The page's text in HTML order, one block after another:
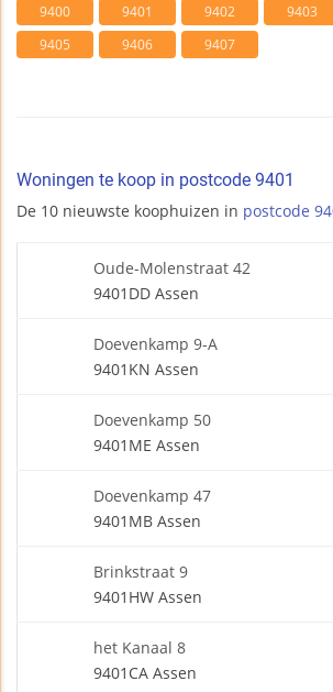
9400 9401 9402 9403
9405
9406 9407
Woningen te koop in postcode 9401
De 10 nieuwste koophuizen in postcode
Oude-Molenstraat 42
9401DD Assen
Doevenkamp 9-A
9401KN Assen
Doevenkamp 50
9401ME Assen
Doevenkamp 47
9401MB Assen
Brinkstraat 9
9401HW Assen
het Kanaal 8
9401CA Assen